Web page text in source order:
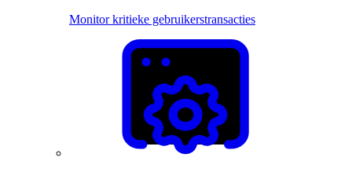
Monitor kritieke gebruikerstransacties